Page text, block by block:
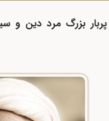
پربار بزرگ مرد دین